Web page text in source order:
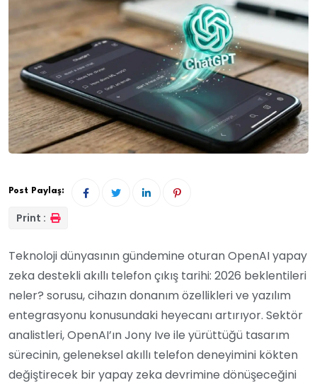
Post Paylaş:
Print :
Teknoloji dünyasının gündemine oturan OpenAI yapay
zeka destekli akıllı telefon çıkış tarihi: 2026 beklentileri
neler? sorusu, cihazın donanım özellikleri ve yazılım
entegrasyonu konusundaki heyecanı artırıyor. Sektör
analistleri, OpenAI’ın Jony Ive ile yürüttüğü tasarım
sürecinin, geleneksel akıllı telefon deneyimini kökten
değiştirecek bir yapay zeka devrimine dönüşeceğini